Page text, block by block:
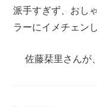
派手すぎず、おし
ラーにイメチェン
佐藤栞里さんが